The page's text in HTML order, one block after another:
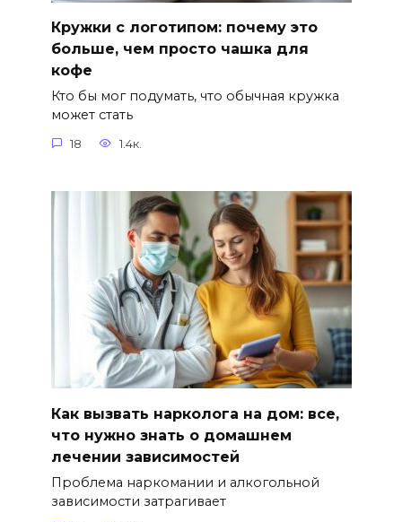
Кружки с логотипом: почему это
больше, чем просто чашка для
кофе
Кто бы мог подумать, что обычная кружка
может стать
18 1.4к.
Как вызвать нарколога на дом: все,
что нужно знать о домашнем
лечении зависимостей
Проблема наркомании и алкогольной
зависимости затрагивает